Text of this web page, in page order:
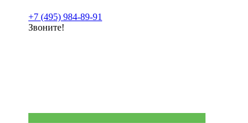
+7 (495) 984-89-91
Звоните!